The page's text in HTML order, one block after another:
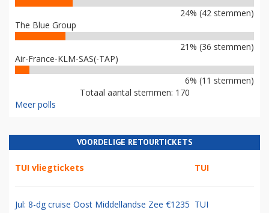
24% (42 stemmen)
The Blue Group
21% (36 stemmen)
Air-France-KLM-SAS(-TAP)
6% (11 stemmen)
Totaal aantal stemmen: 170
Meer polls
VOORDELIGE RETOURTICKETS
TUI vliegtickets TUI
Jul: 8-dg cruise Oost Middellandse Zee €1235 TUI